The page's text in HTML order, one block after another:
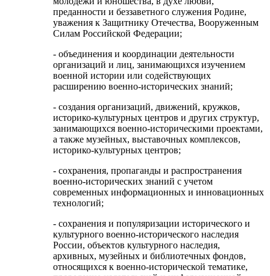
преданности и беззаветного служения Родине,
уважения к Защитнику Отечества, Вооруженным
Силам Российской Федерации;
- объединения и координации деятельности
организаций и лиц, занимающихся изучением
военной истории или содействующих
расширению военно-исторических знаний;
- создания организаций, движений, кружков,
историко-культурных центров и других структур,
занимающихся военно-историческими проектами,
а также музейных, выставочных комплексов,
историко-культурных центров;
- сохранения, пропаганды и распространения
военно-исторических знаний с учетом
современных информационных и инновационных
технологий;
- сохранения и популяризации исторического и
культурного военно-исторического наследия
России, объектов культурного наследия,
архивных, музейных и библиотечных фондов,
относящихся к военно-исторической тематике,